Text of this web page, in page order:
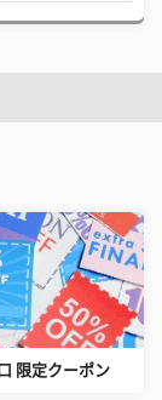
限定クーポン